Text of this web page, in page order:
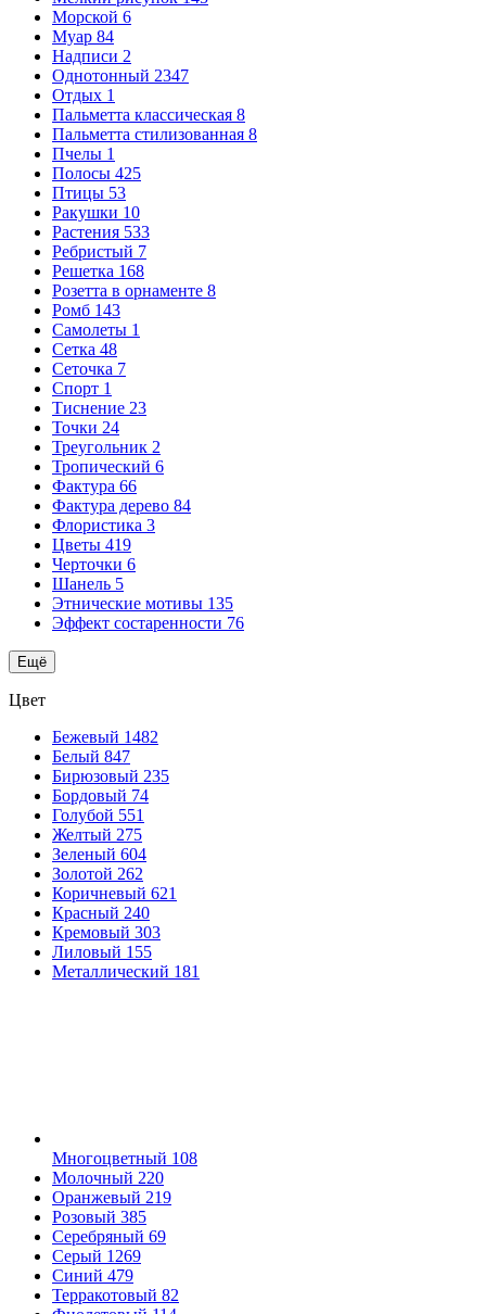
Морской 6
Муар 84
Надписи 2
Однотонный 2347
Отдых 1
Пальметта классическая 8
Пальметта стилизованная 8
Пчелы 1
Полосы 425
Птицы 53
Ракушки 10
Растения 533
Ребристый 7
Решетка 168
Розетта в орнаменте 8
Ромб 143
Самолеты 1
Сетка 48
Сеточка 7
Спорт 1
Тиснение 23
Точки 24
Треугольник 2
Тропический 6
Фактура 66
Фактура дерево 84
Флористика 3
Цветы 419
Черточки 6
Шанель 5
Этнические мотивы 135
Эффект состаренности 76
Ещё
Цвет
Бежевый 1482
Белый 847
Бирюзовый 235
Бордовый 74
Голубой 551
Желтый 275
Зеленый 604
Золотой 262
Коричневый 621
Красный 240
Кремовый 303
Лиловый 155
Металлический 181
Многоцветный 108
Молочный 220
Оранжевый 219
Розовый 385
Серебряный 69
Серый 1269
Синий 479
Терракотовый 82